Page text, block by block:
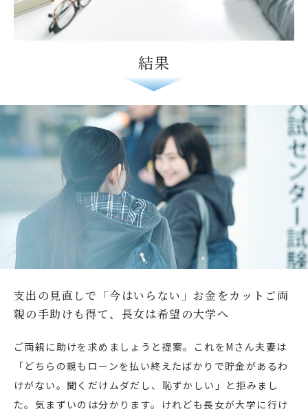
結果
支出の見直しで「今はいらない」お金をカット ご両
親の手助けも得て、長女は希望の大学へ
ご両親に助けを求めましょうと提案。これをMさん夫妻は
「どちらの親もローンを払い終えたばかりで貯金があるわ
けがない。聞くだけムダだし、恥ずかしい」と拒みまし
た。気まずいのは分かります。けれども長女が大学に行け